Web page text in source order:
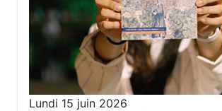
Lundi 15 juin 2026